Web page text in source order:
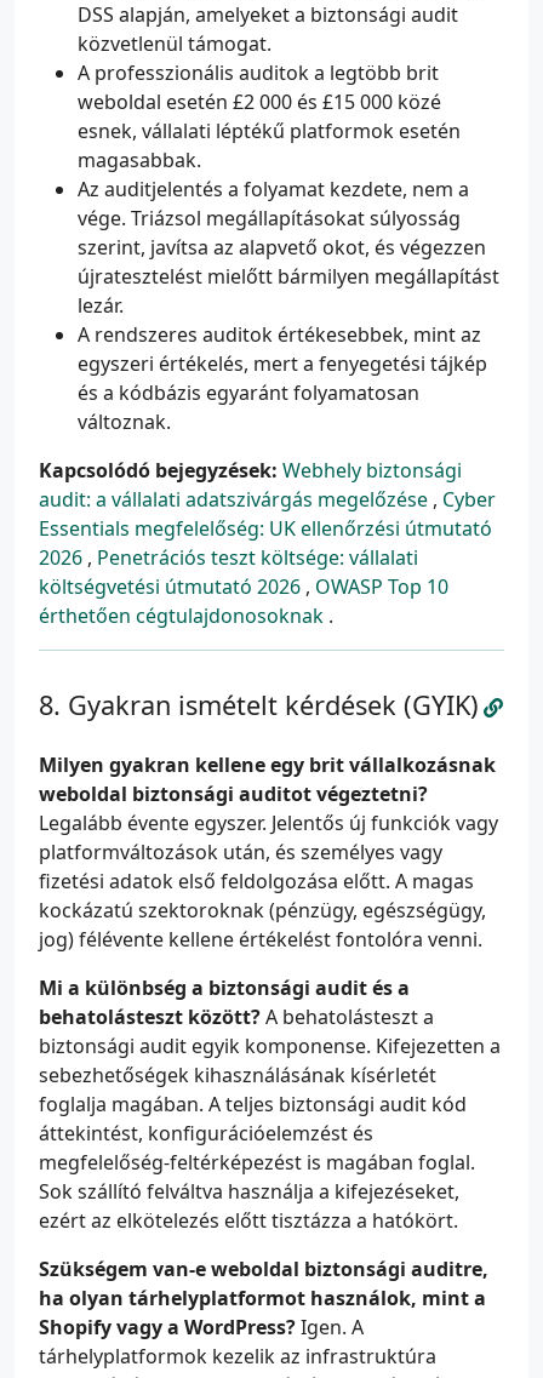
DSS alapján, amelyeket a biztonsági audit
közvetlenül támogat.
A professzionális auditok a legtöbb brit
weboldal esetén £2 000 és £15 000 közé
esnek, vállalati léptékű platformok esetén
magasabbak.
Az auditjelentés a folyamat kezdete, nem a
vége. Triázsol megállapításokat súlyosság
szerint, javítsa az alapvető okot, és végezzen
újratesztelést mielőtt bármilyen megállapítást
lezár.
A rendszeres auditok értékesebbek, mint az
egyszeri értékelés, mert a fenyegetési tájkép
és a kódbázis egyaránt folyamatosan
változnak.
Kapcsolódó bejegyzések: Webhely biztonsági
audit: a vállalati adatszivárgás megelőzése , Cyber
Essentials megfelelőség: UK ellenőrzési útmutató
2026 , Penetrációs teszt költsége: vállalati
költségvetési útmutató 2026 , OWASP Top 10
érthetően cégtulajdonosoknak .
Gyakran ismételt kérdések (GYIK)
Milyen gyakran kellene egy brit vállalkozásnak
weboldal biztonsági auditot végeztetni?
Legalább évente egyszer. Jelentős új funkciók vagy
platformváltozások után, és személyes vagy
fizetési adatok első feldolgozása előtt. A magas
kockázatú szektoroknak (pénzügy, egészségügy,
jog) félévente kellene értékelést fontolóra venni.
Mi a különbség a biztonsági audit és a
behatolásteszt között?A behatolásteszt a
biztonsági audit egyik komponense. Kifejezetten a
sebezhetőségek kihasználásának kísérletét
foglalja magában. A teljes biztonsági audit kód
áttekintést, konfigurációelemzést és
megfelelőség-feltérképezést is magában foglal.
Sok szállító felváltva használja a kifejezéseket,
ezért az elkötelezés előtt tisztázza a hatókört.
Szükségem van-e weboldal biztonsági auditre,
ha olyan tárhelyplatformot használok, mint a
Shopify vagy a WordPress?Igen. A
tárhelyplatformok kezelik az infrastruktúra